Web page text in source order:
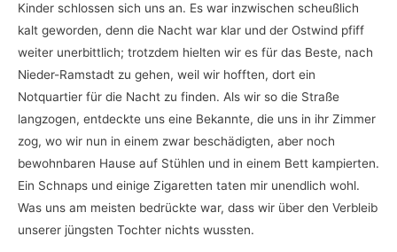
Kinder schlossen sich uns an. Es war inzwischen scheußlich
kalt geworden, denn die Nacht war klar und der Ostwind pfiff
weiter unerbittlich; trotzdem hielten wir es für das Beste, nach
Nieder-Ramstadt zu gehen, weil wir hofften, dort ein
Notquartier für die Nacht zu finden. Als wir so die Straße
langzogen, entdeckte uns eine Bekannte, die uns in ihr Zimmer
zog, wo wir nun in einem zwar beschädigten, aber noch
bewohnbaren Hause auf Stühlen und in einem Bett kampierten.
Ein Schnaps und einige Zigaretten taten mir unendlich wohl.
Was uns am meisten bedrückte war, dass wir über den Verbleib
unserer jüngsten Tochter nichts wussten.